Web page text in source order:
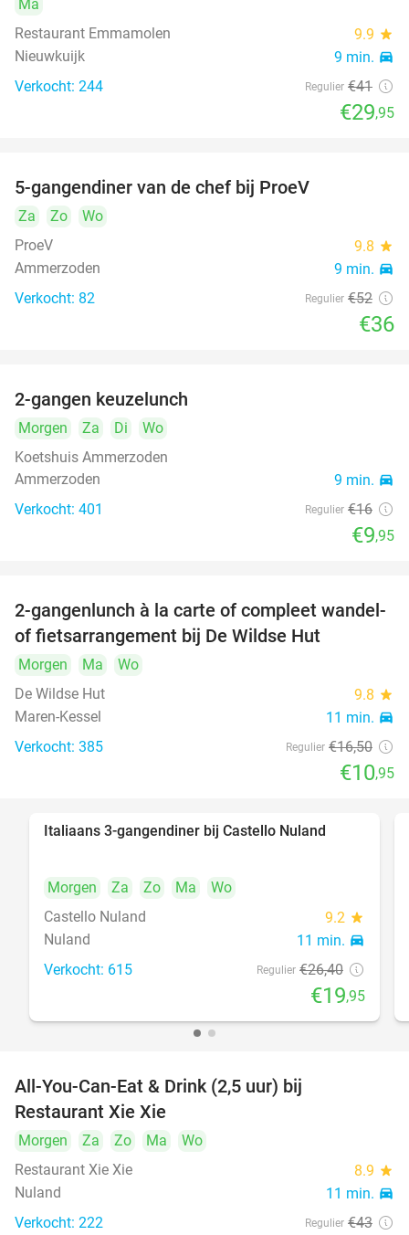
Ma
Restaurant Emmamolen
9.9 star
Nieuwkuijk 9 min. directions_car
Verkocht: 244 Regulier €41
€29,95
5-gangendiner van de chef bij ProeV
Za Zo
Wo
ProeV
9.8 star
Ammerzoden 9 min. directions_car
Verkocht: 82 Regulier €52
€36
2-gangen keuzelunch
Morgen Za Di
Wo
Koetshuis Ammerzoden
Ammerzoden
9 min. directions_car
Verkocht: 401 Regulier €16
€9,95
34%
2-gangenlunch à la carte of compleet wandel-
of fietsarrangement bij De Wildse Hut
Morgen Ma
Wo
De Wildse Hut
9.8 star
Maren-Kessel 11 min. directions_car
Verkocht: 385 Regulier €16,50
€10,95
Italiaans 3-gangendiner bij Castello Nuland
Morgen Za Zo Ma
Wo
Castello Nuland
9.2 star
Nuland 11 min. directions_car
Verkocht: 615 Regulier €26,40
€19,95
All-You-Can-Eat & Drink (2,5 uur) bij
Restaurant Xie Xie
Morgen Za Zo Ma
Wo
Restaurant Xie Xie
8.9 star
Nuland 11 min. directions_car
Verkocht: 222 Regulier €43